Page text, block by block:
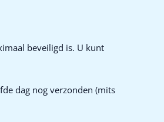
beveiligd is. U kunt
dag nog verzonden (mits